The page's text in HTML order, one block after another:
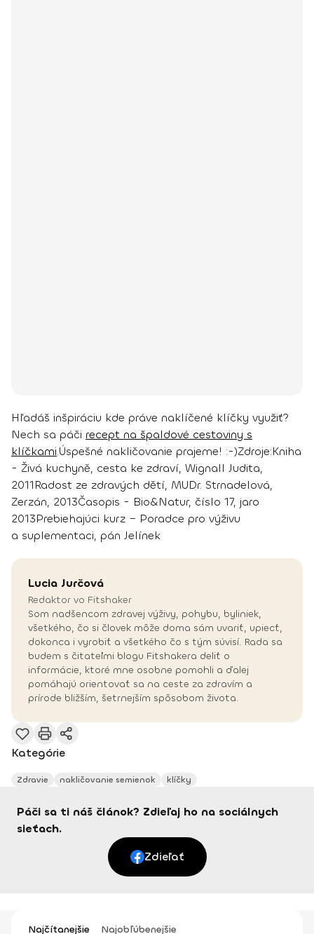
Hľadáš inšpiráciu kde práve naklíčené klíčky využiť?
Nech sa páči recept na špaldové cestoviny s
klíčkami.Úspešné nakličovanie prajeme! :-)Zdroje:Kniha
- Živá kuchyně, cesta ke zdraví, Wignall Judita,
2011Radost ze zdravých dětí, MUDr. Strnadelová,
Zerzán, 2013Časopis - Bio&Natur, číslo 17, jaro
2013Prebiehajúci kurz – Poradce pro výživu
a suplementaci, pán Jelínek
Lucia Jurčová
Redaktor vo Fitshaker
Som nadšencom zdravej výživy, pohybu, byliniek,
všetkého, čo si človek môže doma sám uvariť, upiecť,
dokonca i vyrobiť a všetkého čo s tým súvisí. Rada sa
budem s čitateľmi blogu Fitshakera deliť o
informácie, ktoré mne osobne pomohli a ďalej
pomáhajú orientovať sa na ceste za zdravím a
prírode bližším, šetrnejším spôsobom života.
Kategórie
Zdravie nakličovanie semienok klíčky
Páči sa ti náš článok? Zdieľaj ho na sociálnych
sieťach.
Zdieľať
Najčítanejšie Najobľúbenejšie